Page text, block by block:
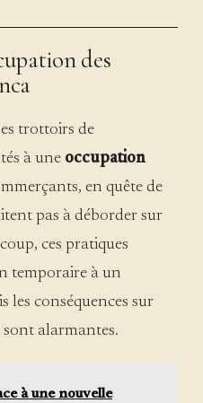
des
trottoirs de
à une occupation
en quête de
pas à déborder sur
ces pratiques
temporaire à un
les conséquences sur
sont alarmantes.
à une nouvelle